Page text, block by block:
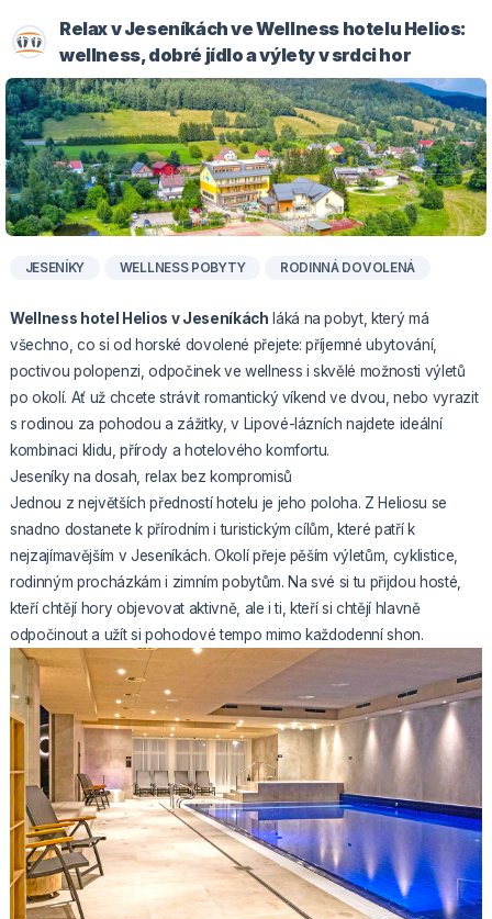
Relax v Jeseníkách ve Wellness hotelu Helios:
wellness, dobré jídlo a výlety v srdci hor
JESENÍKY WELLNESS POBYTY RODINNÁ DOVOLENÁ
Wellness hotel Helios v Jeseníkách láká na pobyt, který má
všechno, co si od horské dovolené přejete: příjemné ubytování,
poctivou polopenzi, odpočinek ve wellness i skvělé možnosti výletů
po okolí. Ať už chcete strávit romantický víkend ve dvou, nebo vyrazit
s rodinou za pohodou a zážitky, v Lipové-lázních najdete ideální
kombinaci klidu, přírody a hotelového komfortu.
Jeseníky na dosah, relax bez kompromisů
Jednou z největších předností hotelu je jeho poloha. Z Heliosu se
snadno dostanete k přírodním i turistickým cílům, které patří k
nejzajímavějším v Jeseníkách. Okolí přeje pěším výletům, cyklistice,
rodinným procházkám i zimním pobytům. Na své si tu přijdou hosté,
kteří chtějí hory objevovat aktivně, ale i ti, kteří si chtějí hlavně
odpočinout a užít si pohodové tempo mimo každodenní shon.